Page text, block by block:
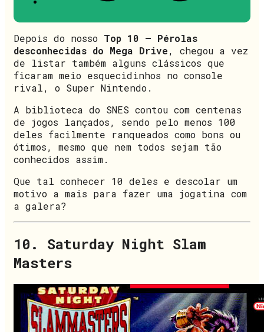
Depois do nosso Top 10 – Pérolas
desconhecidas do Mega Drive, chegou a vez
de listar também alguns clássicos que
ficaram meio esquecidinhos no console
rival, o Super Nintendo.
A biblioteca do SNES contou com centenas
de jogos lançados, sendo pelo menos 100
deles facilmente ranqueados como bons ou
ótimos, mesmo que nem todos sejam tão
conhecidos assim.
Que tal conhecer 10 deles e descolar um
motivo a mais para fazer uma jogatina com
a galera?
10. Saturday Night Slam
Masters